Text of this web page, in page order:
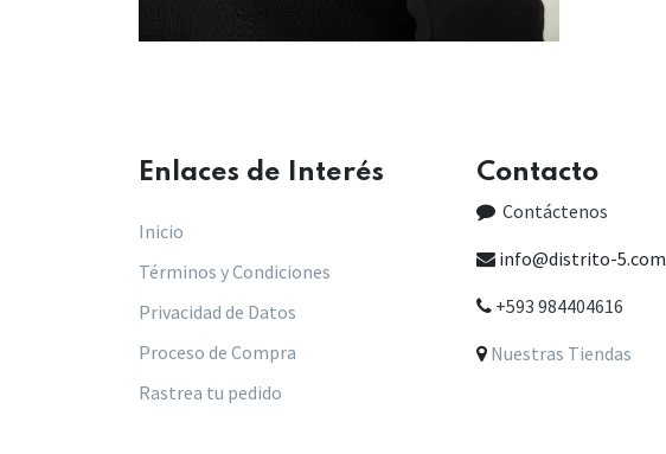
Enlaces de Interés​
Inicio
Términos y Condiciones
Privacidad de Datos
Proceso de Compra
Rastrea tu pedido
Contacto
Contáctenos
info@distrito-5.com
+593 984404616
Nuestras Tiendas